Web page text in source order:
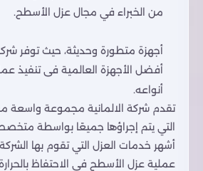
من الخبراء في مجال عزل الأسطح.
أجهزة متطورة وحديثة، حيث توفر شركة
أفضل الأجهزة العالمية فى تنفيذ
أنواعه.
تقدم شركة الالمانية مجموعة واسعة
التي يتم إجراؤها جميعًا بواسطة
أشهر خدمات العزل التي تقوم بها
عملية عزل الأسطح في الاحتفاظ